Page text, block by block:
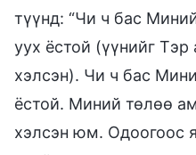
түүнд: “Чи ч бас
уух ёстой (үүнийг
хэлсэн). Чи ч бас
ёстой. Миний төлөө
хэлсэн юм. Одоогоос